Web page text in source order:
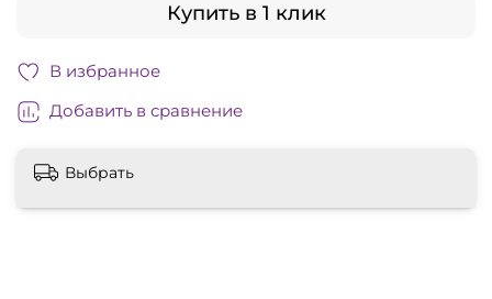
Купить в 1 клик
В избранное
Добавить в сравнение
Выбрать